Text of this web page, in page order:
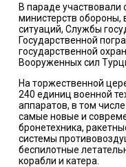
В параде
министерств обороны,
ситуаций, Службы
Государственной
государственной
Вооруженных сил
На торжественной
240 единиц военной
аппаратов, в том
самые новые и
бронетехника,
системы
беспилотные
корабли и катера.